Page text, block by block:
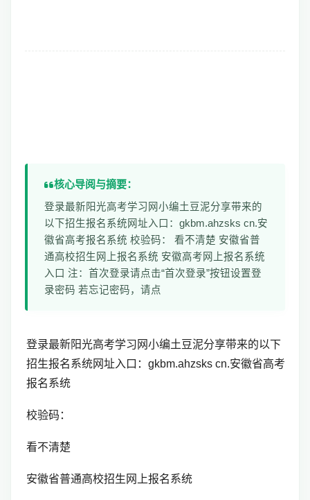
核心导阅与摘要：
登录最新阳光高考学习网小编土豆泥分享带来的
以下招生报名系统网址入口：gkbm.ahzsks cn.安
徽省高考报名系统 校验码： 看不清楚 安徽省普
通高校招生网上报名系统 安徽高考网上报名系统
入口 注：首次登录请点击“首次登录”按钮设置登
录密码 若忘记密码，请点
登录最新阳光高考学习网小编土豆泥分享带来的以下
招生报名系统网址入口：gkbm.ahzsks cn.安徽省高考
报名系统
校验码：
看不清楚
安徽省普通高校招生网上报名系统